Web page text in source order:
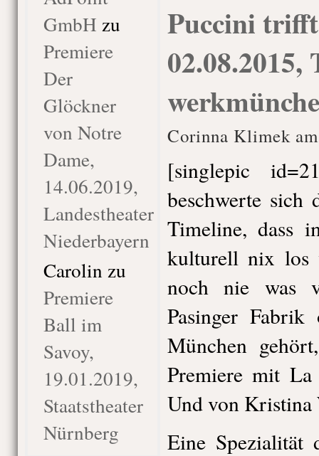
GmbH zu
Premiere
Der
Glöckner
von Notre
Dame,
14.06.2019,
Landestheater
Niederbayern
Carolin zu
Premiere
Ball im
Savoy,
19.01.2019,
Staatstheater
Nürnberg
Puccini
02.08.2015,
Corinna Klimek
[singlepic
beschwerte sich
Timeline, dass
kulturell nix los
noch nie was
Pasinger
München
Premiere mit La
Und von Kristina
Eine Spezialität